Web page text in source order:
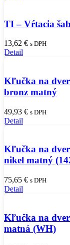
TI – Vŕtacia
13,62 € s DPH
Detail
Kľučka na
bronz matný
49,93 € s DPH
Detail
Kľučka na
nikel matný
75,65 € s DPH
Detail
Kľučka na
matná (WH)